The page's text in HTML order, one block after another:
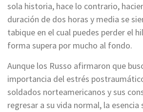
sola historia, hace lo contrario,
duración de dos horas y media se
tabique en el cual puedes perder el
forma supera por mucho al fondo.
Aunque los Russo afirmaron que
importancia del estrés
soldados norteamericanos y sus
regresar a su vida normal, la esencia